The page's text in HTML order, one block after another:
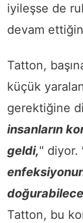
iyileşse de
devam
Tatton,
küçük
gerektiğine
insanların
geldi," diyor.
Tatton, bu